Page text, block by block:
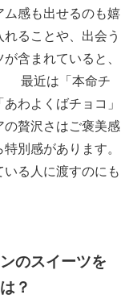
感も出せるのも嬉
ることや、出会う
含まれていると、
最近は「本命チ
わよくばチョコ」
贅沢さはご褒美感
別感があります。
る人に渡すのにも
のスイーツを
？